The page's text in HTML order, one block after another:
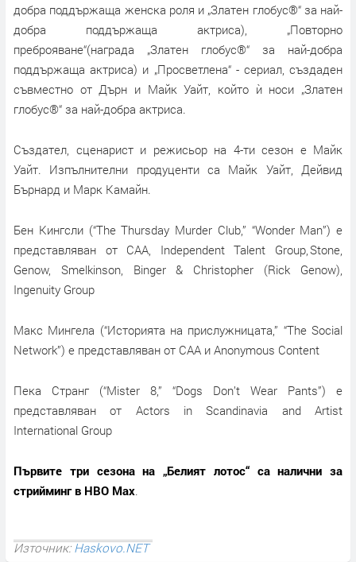
добра поддържаща женска роля и „Златен глобус®“ за най-
добра поддържаща актриса), „Повторно
преброяване“(награда „Златен глобус®“ за най-добра
поддържаща актриса) и „Просветлена“ - сериал, създаден
съвместно от Дърн и Майк Уайт, който ѝ носи „Златен
глобус®“ за най-добра актриса.
Създател, сценарист и режисьор на 4-ти сезон е Майк
Уайт. Изпълнителни продуценти са Майк Уайт, Дейвид
Бърнард и Марк Камайн.
Бен Кингсли (“The Thursday Murder Club,” “Wonder Man”) е
представляван от CAA, Independent Talent Group, Stone,
Genow, Smelkinson, Binger & Christopher (Rick Genow),
Ingenuity Group
Макс Мингела (“Историята на прислужницата,” “The Social
Network”) е представляван от CAA и Anonymous Content
Пека Странг (“Mister 8,” “Dogs Don’t Wear Pants”) е
представляван от Actors in Scandinavia and Artist
International Group
Първите три сезона на „Белият лотос“ са налични за
стрийминг в HBO Max.
Източник:Haskovo.NET